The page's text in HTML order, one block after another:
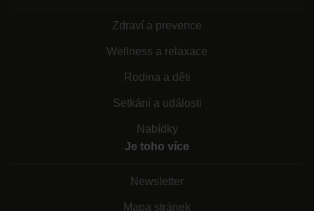
Zdraví a prevence
Wellness a relaxace
Rodina a děti
Setkání a události
Nabídky
Je toho více
Newsletter
Mapa stránek